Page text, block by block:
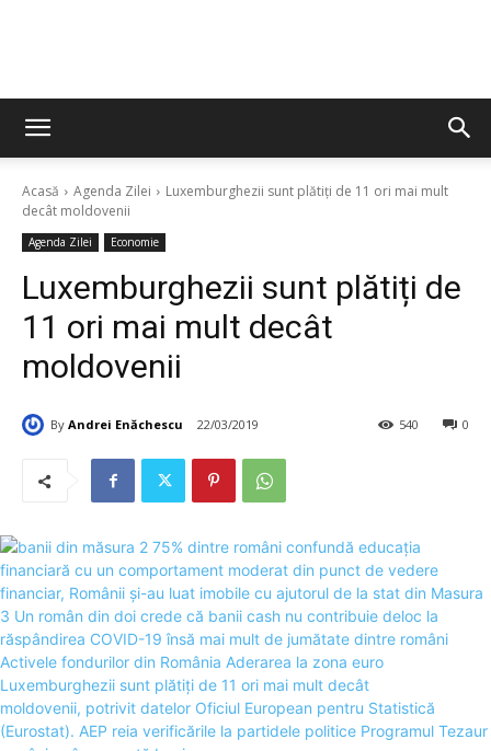
Acasă Agenda Zilei
Luxemburghezii sunt plătiți de 11 ori mai mult
decât moldovenii
Agenda Zilei Economie
Luxemburghezii sunt plătiți de
11 ori mai mult decât
moldovenii
By Andrei Enăchescu 22/03/2019 0
540